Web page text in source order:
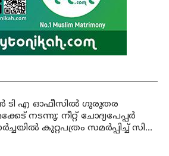
ടി എ ഓഫീസില്‍ ഗുരുതര
നടന്നു; നീറ്റ് ചോദ്യപേപ്പര്‍
കുറ്റപത്രം സമര്‍പ്പിച്ച് സി